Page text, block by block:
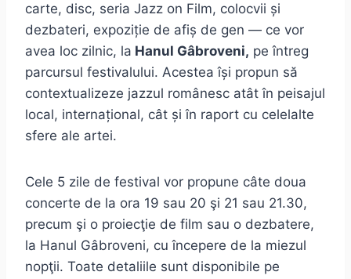
carte, disc, seria Jazz on Film, colocvii și
dezbateri, expoziție de afiș de gen — ce vor
avea loc zilnic, la Hanul Gâbroveni, pe întreg
parcursul festivalului. Acestea își propun să
contextualizeze jazzul românesc atât în peisajul
local, internațional, cât și în raport cu celelalte
sfere ale artei.
Cele 5 zile de festival vor propune câte doua
concerte de la ora 19 sau 20 şi 21 sau 21.30,
precum şi o proiecţie de film sau o dezbatere,
la Hanul Gâbroveni, cu începere de la miezul
nopţii. Toate detaliile sunt disponibile pe